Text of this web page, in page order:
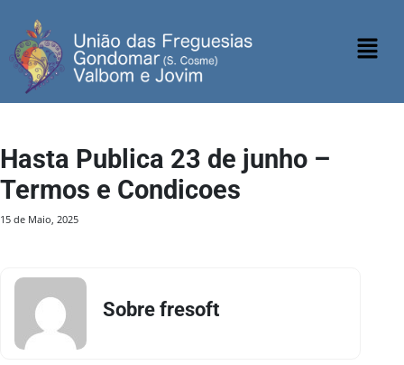
Hasta Publica 23 de junho –
Termos e Condicoes
15 de Maio, 2025
Sobre fresoft